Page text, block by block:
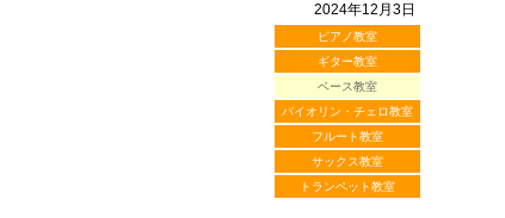
2024年12月3日
ピアノ教室
ギター教室
ベース教室
バイオリン・チェロ教室
フルート教室
サックス教室
トランペット教室